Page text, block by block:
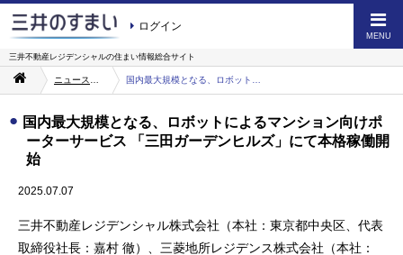
ログイン
MENU
三井不動産レジデンシャルの住まい情報総合サイト
国内最大規模となる、ロボットによるマンション向けポ
ーターサービス 「三田ガーデンヒルズ」にて本格稼働開
始
2025.07.07
三井不動産レジデンシャル株式会社（本社：東京都中央区、代表
取締役社長：嘉村 徹）、三菱地所レジデンス株式会社（本社：